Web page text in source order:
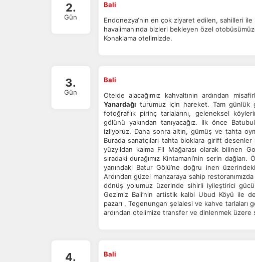
İstatistik
sayfaların
anlamamıza
Size ve ilgi
alakalı
2.
Gün
Bali
Endonezya‘nın en çok ziyaret edilen, sahilleri ile
havalimanında bizleri bekleyen özel
Konaklama otelimizde.
3.
Gün
Bali
Otelde alacağımız kahvaltının ardından
Yanardağı turumuz için hareket. Tam günlük
fotoğraflık pirinç tarlalarını, geleneksel
gölünü yakından tanıyacağız. İlk önce
izliyoruz. Daha sonra altın, gümüş ve tahta
Burada sanatçıları tahta bloklara girift
yüzyıldan kalma Fil Mağarası olarak bilinen
sıradaki durağımız Kintamani’nin serin dağları.
yanındaki Batur Gölü’ne doğru inen
Ardından güzel manzaraya sahip
dönüş yolumuz üzerinde sihirli iyileştirici
Gezimiz Bali’nin artistik kalbi Ubud Köyü ile
pazarı , Tegenungan şelalesi ve kahve tarlaları
ardından otelimize transfer ve dinlenmek üzere
4.
Bali